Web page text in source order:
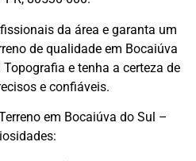
da área e garanta um
de qualidade em Bocaiúva
e tenha a certeza de
e confiáveis.
em Bocaiúva do Sul –